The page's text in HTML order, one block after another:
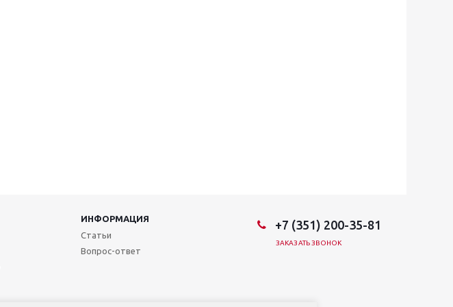
ИНФОРМАЦИЯ
Статьи
Вопрос-ответ
+7 (351) 200-35-81
ЗАКАЗАТЬ ЗВОНОК